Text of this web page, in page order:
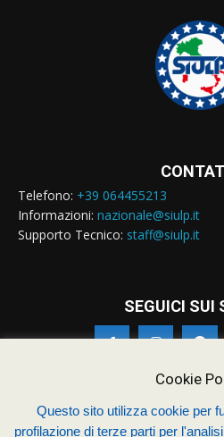
Telefono: +39 064455213
Informazioni: nazionale@siulp.it
Supporto Tecnico: staff@siulp.it
SEGUICI SUI
© Siulp 2026 - C.F.97014000588 -
Cookie
Questo sito utilizza cookie per
profilazione di terze parti per